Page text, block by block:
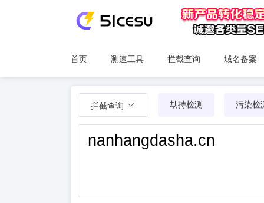
首页 测速工具 拦截查询 域名备案
拦截查询 劫持检测 污染检